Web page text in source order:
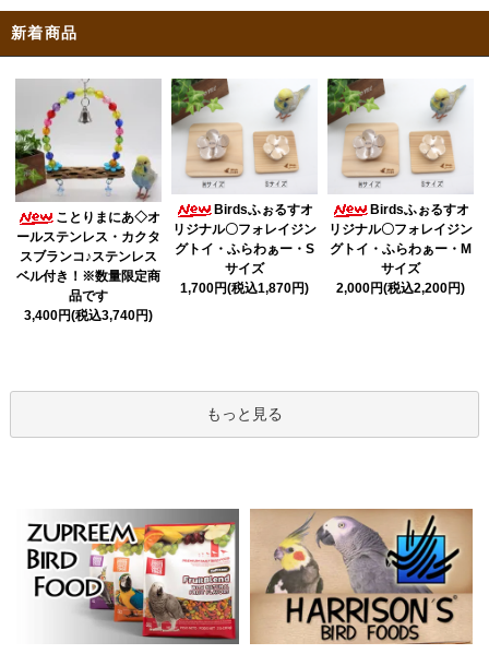
新着商品
ことりまにあ◇オ
ールステンレス・カクタ
スブランコ♪ステンレス
ベル付き！※数量限定商
品です
3,400円(税込3,740円)
Birdsふぉるすオ
リジナル〇フォレイジン
グトイ・ふらわぁー・S
サイズ
1,700円(税込1,870円)
Birdsふぉるすオ
リジナル〇フォレイジン
グトイ・ふらわぁー・M
サイズ
2,000円(税込2,200円)
もっと見る